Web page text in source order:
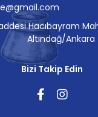
Hacıbayram
Altındağ/Ankara
Bizi Takip Edin